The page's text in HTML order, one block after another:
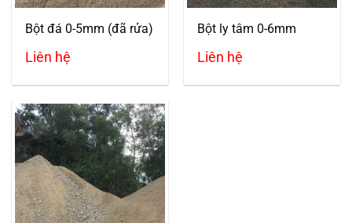
Bột đá 0-5mm (đã rửa)
Liên hệ
Bột ly tâm 0-6mm
Liên hệ